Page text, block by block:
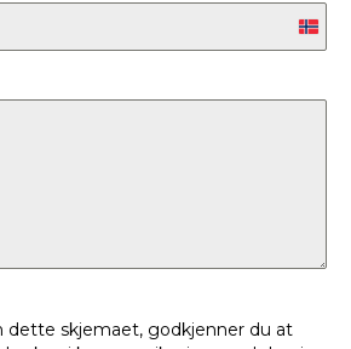
dette skjemaet, godkjenner du at